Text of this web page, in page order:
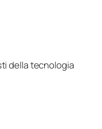
della tecnologia